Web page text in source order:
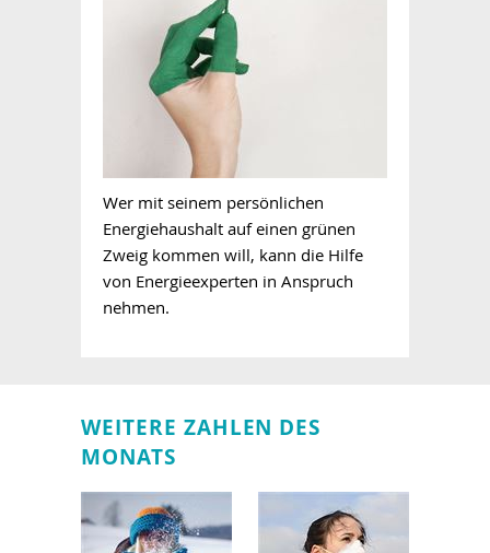
Wer mit seinem persönlichen
Energiehaushalt auf einen grünen
Zweig kommen will, kann die Hilfe
von Energieexperten in Anspruch
nehmen.
WEITERE ZAHLEN DES
MONATS